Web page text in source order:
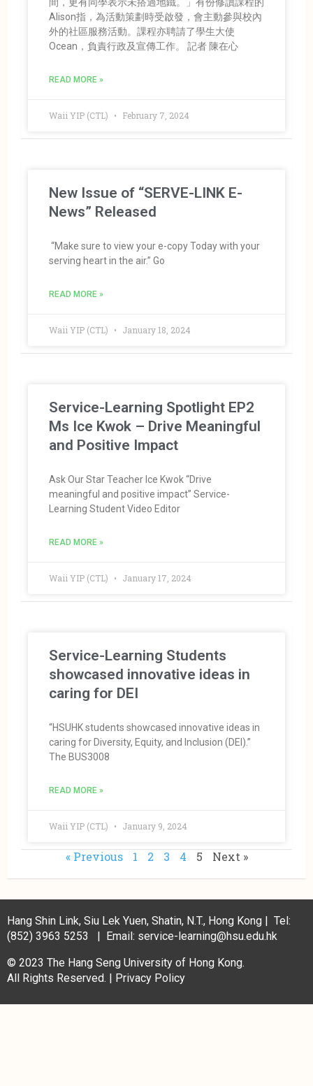
間，更有同學表示未搭過地鐵。」有份修讀課程的
Alison指，為活動策劃時受啟發，會主動參與校內
外的社區服務活動。課程亦聘請了學生大使
Ocean，負責行政及宣傳工作。 記者 陳在心
READ MORE »
Waii YIP (CTL) February 7, 2024
New Issue of “SERVE-LINK E-
News” Released
“Make sure to view your e-copy Today with your
serving heart in the air.” Go
READ MORE »
Waii YIP (CTL) January 18, 2024
Service-Learning Spotlight EP2
Ms Ice Kwok – Drive Meaningful
and Positive Impact
Ask Our Star Teacher Ice Kwok “Drive
meaningful and positive impact” Service-
Learning Student Video Editor
READ MORE »
Waii YIP (CTL) January 17, 2024
Service-Learning Students
showcased innovative ideas in
caring for DEI
“HSUHK students showcased innovative ideas in
caring for Diversity, Equity, and Inclusion (DEI).”
The BUS3008
READ MORE »
Waii YIP (CTL) January 9, 2024
« Previous 1 2 3 4 5 Next »
Hang Shin Link, Siu Lek Yuen, Shatin, N.T., Hong Kong | Tel:
(852) 3963 5253 | Email: service-learning@hsu.edu.hk
© 2023 The Hang Seng University of Hong Kong.
All Rights Reserved. |
Privacy Policy